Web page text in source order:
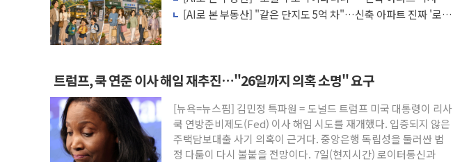
비스의 속사정
[AI로 본 부동산] "같은 단지도 5억 차"…신축 아파트 진짜 '로얄
트럼프, 쿡 연준 이사 해임 재추진…"26일까지 의혹 소명" 요구
[뉴욕=뉴스핌] 김민정 특파원 = 도널드 트럼프 미국 대통령이 리사
쿡 연방준비제도(Fed) 이사 해임 시도를 재개했다. 입증되지 않은
주택담보대출 사기 의혹이 근거다. 중앙은행 독립성을 둘러싼 법
정 다툼이 다시 불붙을 전망이다. 7일(현지시간) 로이터통신과